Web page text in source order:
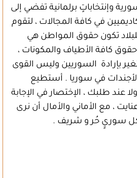
وإنتخاباتٍ برلمانية تفضي إلى
في كافة المجالات ، لتقوم
تكون حقوق المواطن هي
كافة الأطياف والمكونات ،
بإرادة السوريين وليس القوى
الأجندات في سوريا . أستطيع
عند طلبك ، الإختصار في الإجابة
، مع الأماني والأمال أن نرى
كل سوريٍ حُر و شريف .